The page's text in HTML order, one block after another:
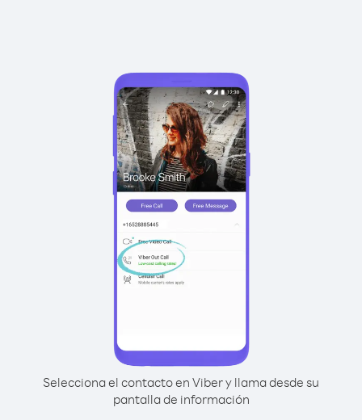
Selecciona el contacto en Viber y llama desde su
pantalla de información